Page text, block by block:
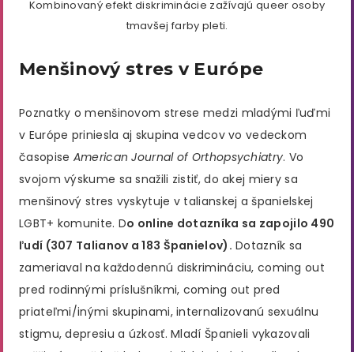
Kombinovaný efekt diskriminácie zažívajú queer osoby
tmavšej farby pleti.
Menšinový stres v Európe
Poznatky o menšinovom strese medzi mladými ľuďmi
v Európe priniesla aj skupina vedcov vo vedeckom
časopise American Journal of Orthopsychiatry. Vo
svojom výskume sa snažili zistiť, do akej miery sa
menšinový stres vyskytuje v talianskej a španielskej
LGBT+ komunite. Do online dotazníka sa zapojilo 490
ľudí (307 Talianov a 183 Španielov). Dotazník sa
zameriaval na každodennú diskrimináciu, coming out
pred rodinnými príslušníkmi, coming out pred
priateľmi/inými skupinami, internalizovanú sexuálnu
stigmu, depresiu a úzkosť. Mladí Španieli vykazovali